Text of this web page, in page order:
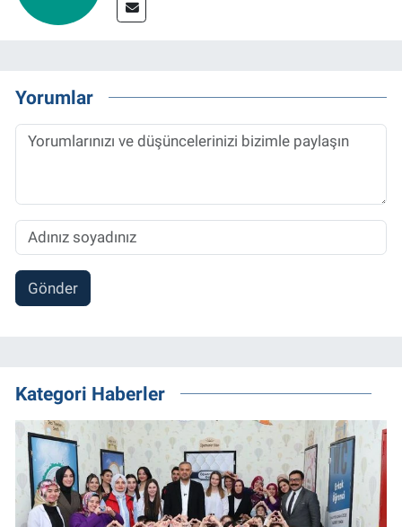
Yorumlar
Gönder
Kategori Haberler